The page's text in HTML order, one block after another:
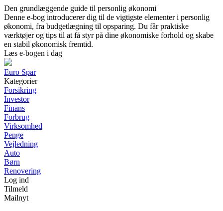
Den grundlæggende guide til personlig økonomi
Denne e-bog introducerer dig til de vigtigste elementer i personlig
økonomi, fra budgetlægning til opsparing. Du får praktiske
værktøjer og tips til at få styr på dine økonomiske forhold og skabe
en stabil økonomisk fremtid.
Læs e-bogen i dag
Euro Spar
Kategorier
Forsikring
Investor
Finans
Forbrug
Virksomhed
Penge
Vejledning
Auto
Børn
Renovering
Log ind
Tilmeld
Mailnyt